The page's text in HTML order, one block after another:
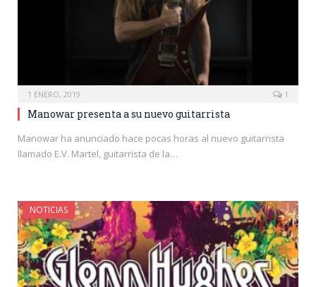
1 ENERO, 2019 1
Manowar presenta a su nuevo guitarrista
Manowar ha anunciado hace pocas horas al nuevo guitarrista
llamado E.V. Martel, guitarrista de la…
NOTICIAS